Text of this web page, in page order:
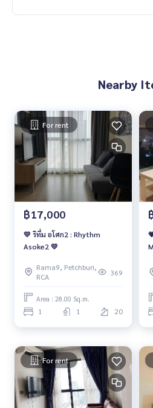
https://lin.ee/SgMus7j
Wechat : TheRealP
WhatsApp : +66 82 269 6289
โทร
092-628-9945
Baimint
Call082-269-6289Mo for EN/TH
#RhythmAsoke2 #Rhythm
ไทยแลนด์ #คอนโดอโศก #คอนโดดิ
อนโดให้เช่า #คอนโดให้เช่าราคาถูก
ดใกล้MRT
Nearby
For rent
฿17,000
💛 ริทึ่ม อโศก2 : Rhythm
Asoke2 💛
Rama9, Petchburi,
RCA
369
Area : 28.00 Sq.m.
1 1 20
For rent